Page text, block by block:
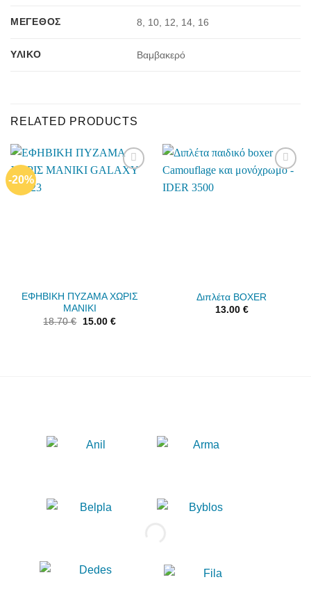
ΜΈΓΕΘΟΣ 8, 10, 12, 14, 16
ΥΛΙΚΌ Βαμβακερό
RELATED PRODUCTS
-20%
ΕΦΗΒΙΚΗ ΠΥΖΑΜΑ ΧΩΡΙΣ
ΜΑΝΙΚΙ
18.70€ 15.00 €
Διπλέτα BOXER
13.00 €